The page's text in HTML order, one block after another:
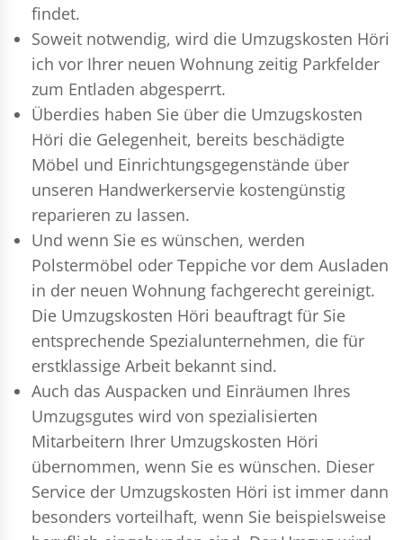
findet.
Soweit notwendig, wird die Umzugskosten Höri
ich vor Ihrer neuen Wohnung zeitig Parkfelder
zum Entladen abgesperrt.
Überdies haben Sie über die Umzugskosten
Höri die Gelegenheit, bereits beschädigte
Möbel und Einrichtungsgegenstände über
unseren Handwerkerservie kostengünstig
reparieren zu lassen.
Und wenn Sie es wünschen, werden
Polstermöbel oder Teppiche vor dem Ausladen
in der neuen Wohnung fachgerecht gereinigt.
Die Umzugskosten Höri beauftragt für Sie
entsprechende Spezialunternehmen, die für
erstklassige Arbeit bekannt sind.
Auch das Auspacken und Einräumen Ihres
Umzugsgutes wird von spezialisierten
Mitarbeitern Ihrer Umzugskosten Höri
übernommen, wenn Sie es wünschen. Dieser
Service der Umzugskosten Höri ist immer dann
besonders vorteilhaft, wenn Sie beispielsweise